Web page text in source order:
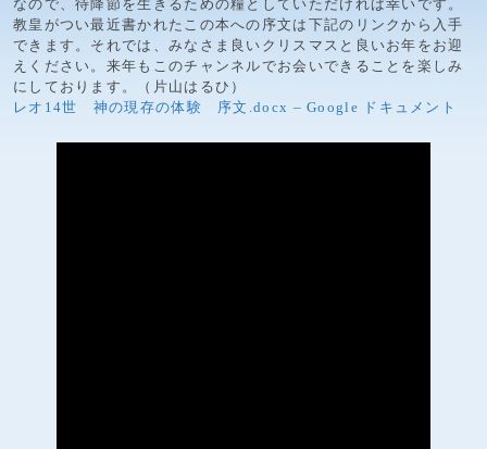
なので、待降節を生きるための糧としていただければ幸いです。
教皇がつい最近書かれたこの本への序文は下記のリンクから入手
できます。それでは、みなさま良いクリスマスと良いお年をお迎
えください。来年もこのチャンネルでお会いできることを楽しみ
にしております。（片山はるひ）
レオ14世 神の現存の体験 序文.docx – Google ドキュメント